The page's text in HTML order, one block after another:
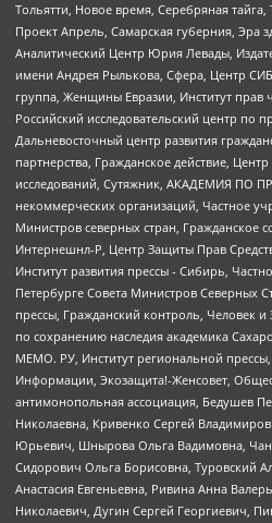
Тольятти, Новое время, Серебряная
Проект Апрель, Самарская губерния, Эра
Аналитический Центр Юрия Левады,
имени Андрея Рылькова, Сфера, Центр
группа, Женщины Евразии, Институт прав
Российский исследовательский центр по
Дальневосточный центр развития
партнерства, Гражданское действие,
исследований, Сутяжник, АКАДЕМИЯ ПО
некоммерческих организаций, Частное
Министров северных стран, Гражданское
Интернешнл-Р, Центр Защиты Прав
Институт развития прессы - Сибирь,
Петербурге Совета Министров Северных
прессы, Гражданский контроль, Человек
по сохранению наследия академика
МЕМО. РУ, Институт региональной
Информации, Экозащита!-Женсовет,
антимонопольная ассоциация, Бедушев
Николаевна, Кривенко Сергей
Юрьевич, Шнырова Ольга Вадимовна,
Сидорович Ольга Борисовна, Туровский
Анастасия Евгеньевна, Ривина Анна
Николаевич, Дугин Сергей Георгиевич,